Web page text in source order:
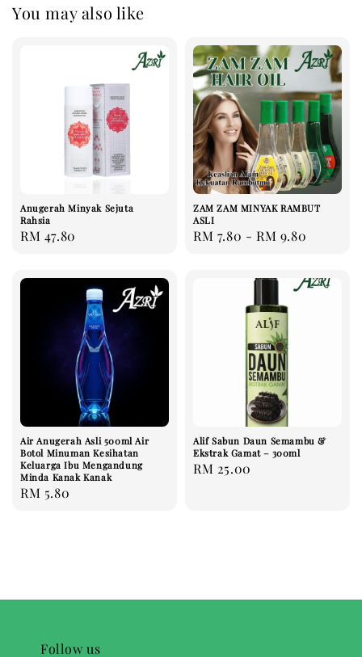
You may also like
Anugerah Minyak Sejuta
Rahsia
Regular
RM 47.80
ZAM ZAM MINYAK RAMBUT
ASLI
Regular
RM 7.80 -RM 9.80
Air Anugerah Asli 500ml Air
Botol Minuman Kesihatan
Keluarga Ibu Mengandung
Minda Kanak Kanak
Regular
RM 5.80
Alif Sabun Daun Semambu &
Ekstrak Gamat – 300ml
Regular
RM 25.00
Follow us